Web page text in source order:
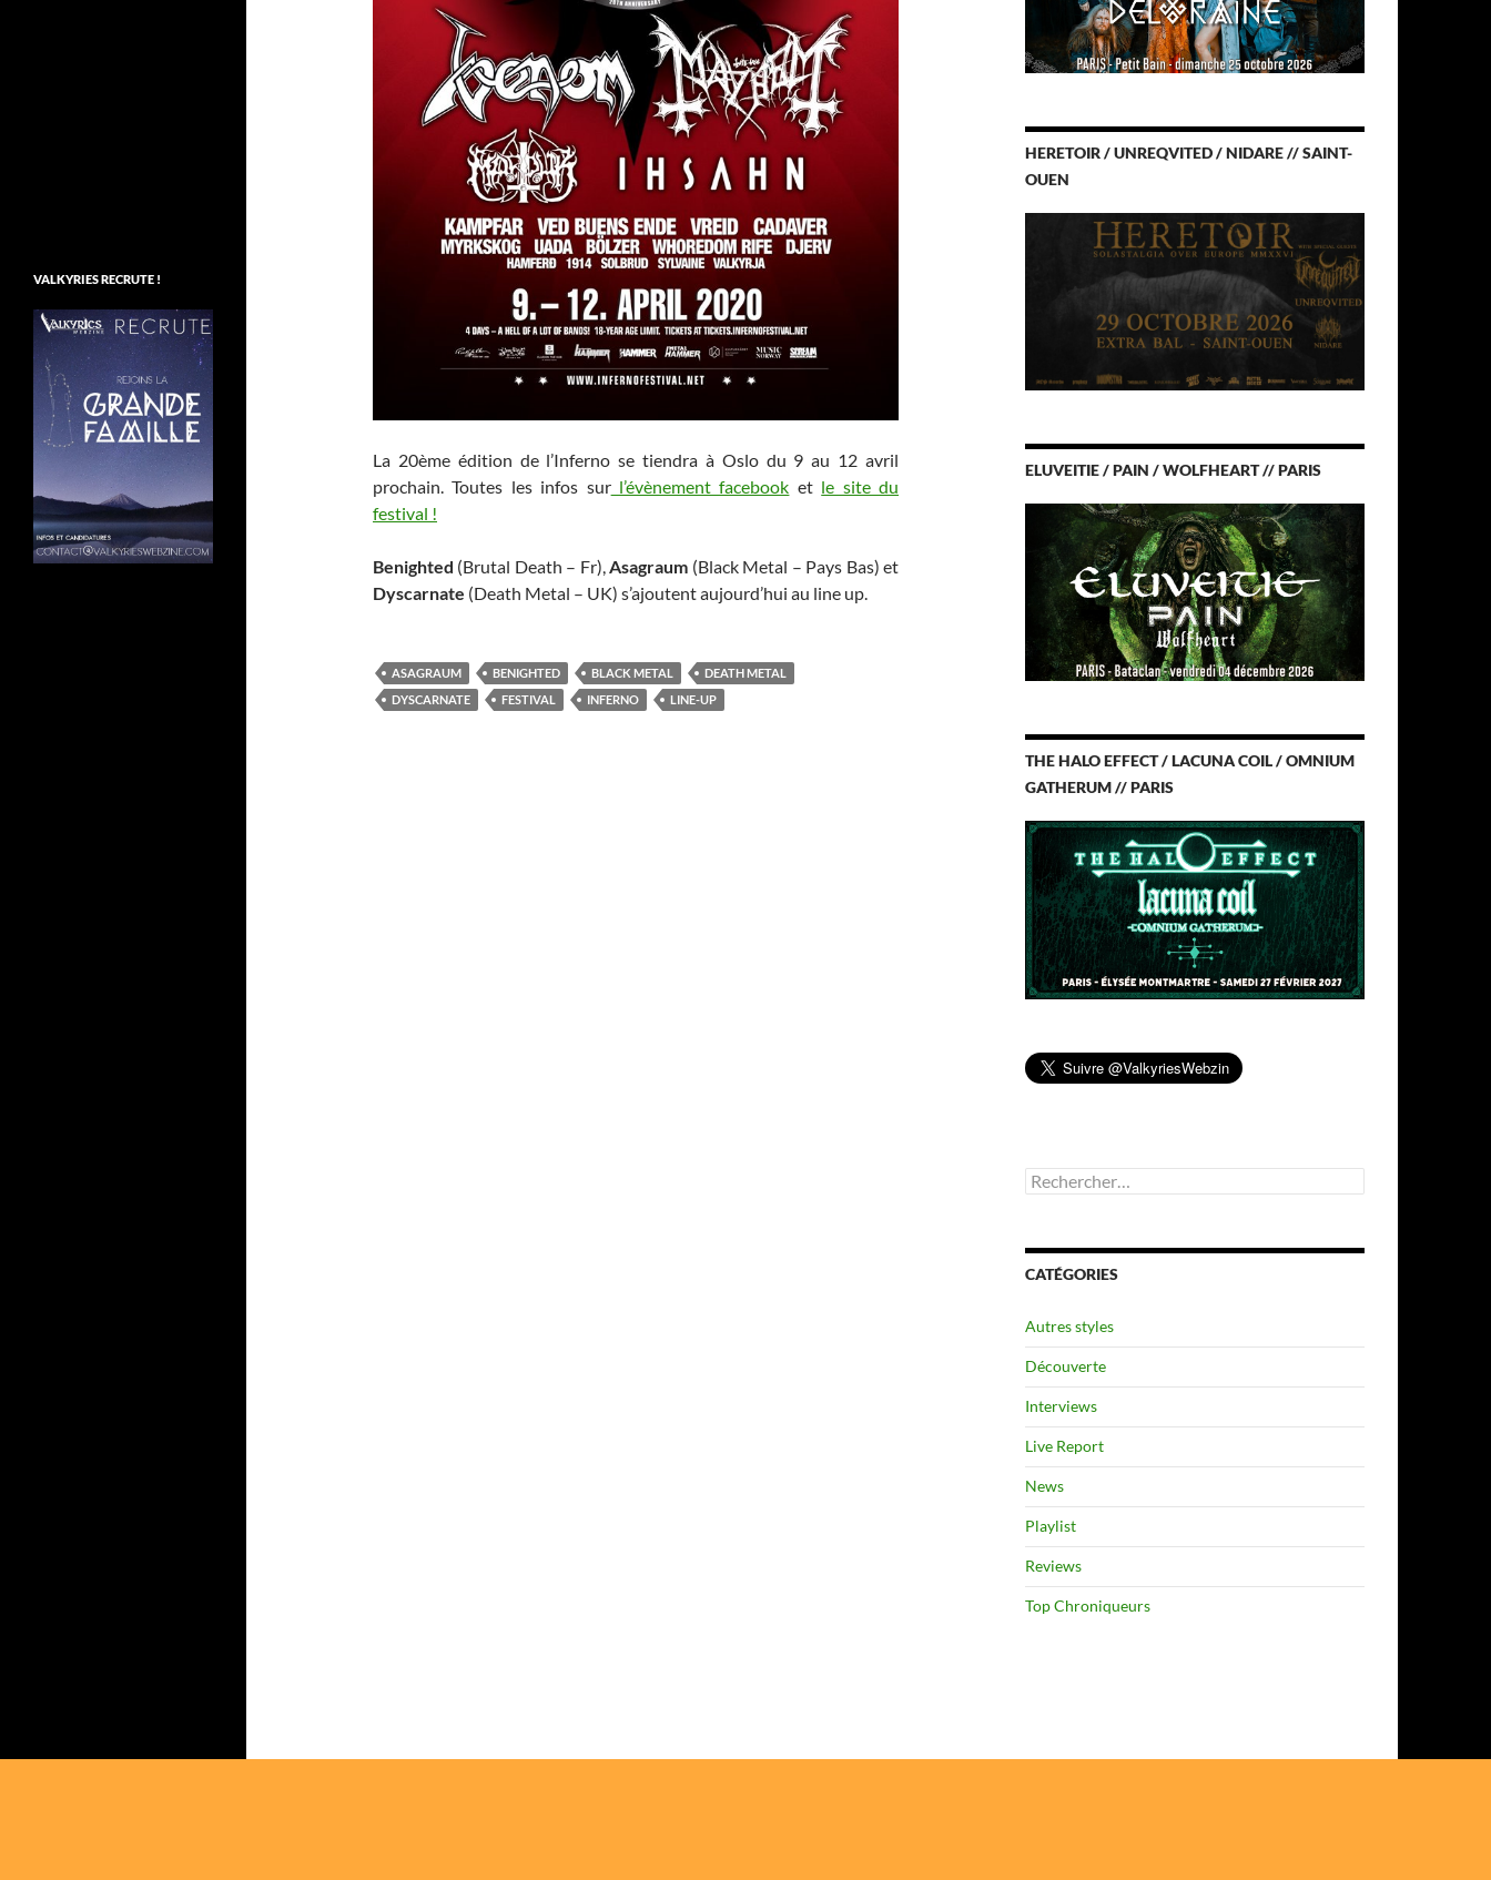
La 20ème édition de l’Inferno se tiendra à Oslo du 9 au 12 avril
prochain. Toutes les infos surl’évènement facebook et le site du
festival !
Benighted (Brutal Death – Fr),Asagraum (Black Metal – Pays Bas) et
Dyscarnate (Death Metal – UK) s’ajoutent aujourd’hui au line up.
ASAGRAUM BENIGHTED BLACK METAL
DEATH METAL
DYSCARNATE
FESTIVAL INFERNO LINE-UP
HERETOIR / UNREQVITED / NIDARE // SAINT-
OUEN
ELUVEITIE / PAIN / WOLFHEART // PARIS
THE HALO EFFECT / LACUNA COIL / OMNIUM
GATHERUM // PARIS
Rechercher :
CATÉGORIES
Autres styles
Découverte
Interviews
Live Report
News
Playlist
Reviews
Top Chroniqueurs
VALKYRIES RECRUTE !